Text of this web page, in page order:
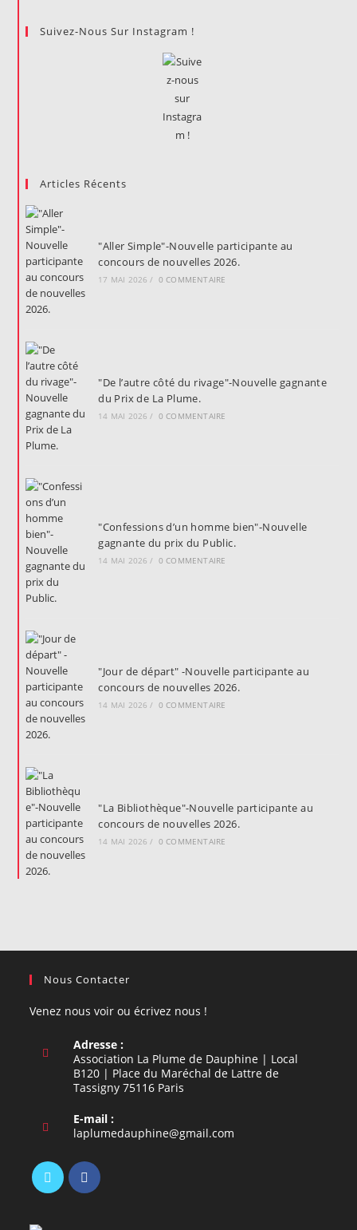
Suivez-Nous Sur Instagram !
Articles Récents
"Aller Simple"-Nouvelle participante au
concours de nouvelles 2026.
17 MAI 2026 / 0 COMMENTAIRE
"De l’autre côté du rivage"-Nouvelle gagnante
du Prix de La Plume.
14 MAI 2026 / 0 COMMENTAIRE
"Confessions d’un homme bien"-Nouvelle
gagnante du prix du Public.
14 MAI 2026 / 0 COMMENTAIRE
"Jour de départ" -Nouvelle participante au
concours de nouvelles 2026.
14 MAI 2026 / 0 COMMENTAIRE
"La Bibliothèque"-Nouvelle participante au
concours de nouvelles 2026.
14 MAI 2026 / 0 COMMENTAIRE
Nous Contacter
Venez nous voir ou écrivez nous !
Adresse :
Association La Plume de Dauphine | Local
B120 | Place du Maréchal de Lattre de
Tassigny 75116 Paris
E-mail :
laplumedauphine@gmail.com
dans